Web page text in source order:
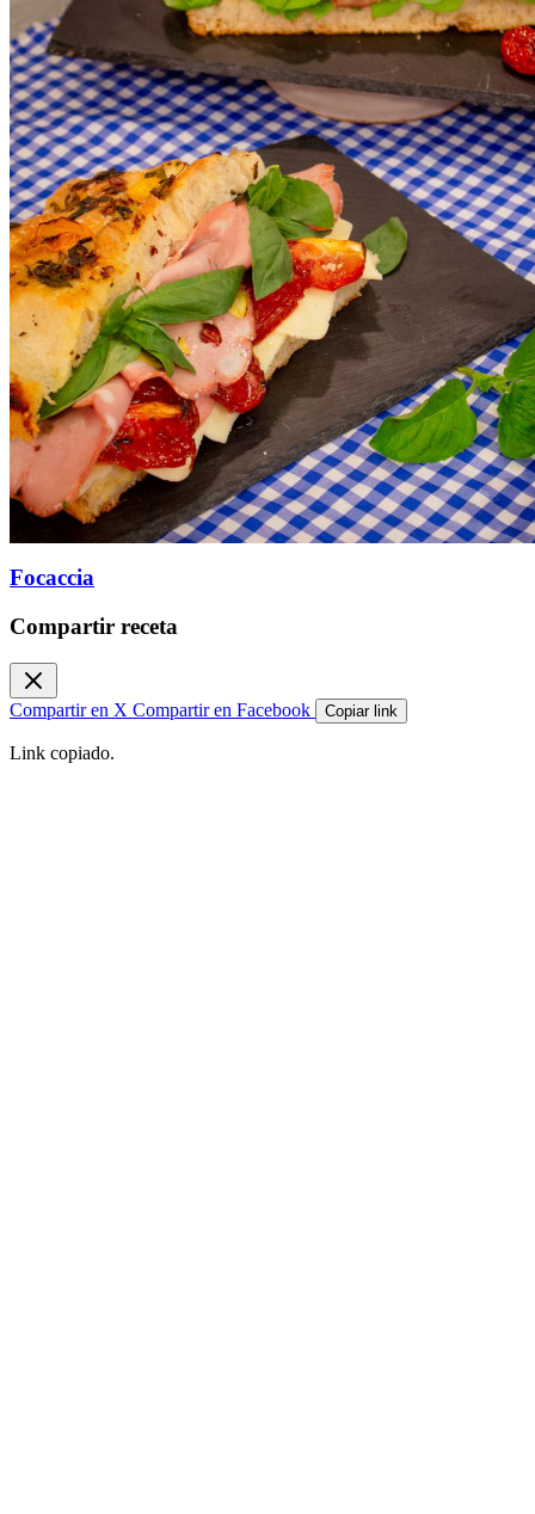
Focaccia
Compartir receta
Compartir en X Compartir en Facebook Copiar link
Link copiado.